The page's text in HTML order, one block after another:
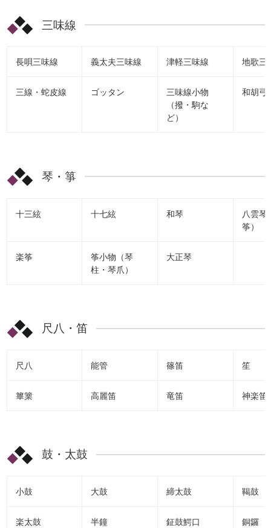
三味線
長唄三味線 義太夫三味線 津軽三味線 地歌三
三線・蛇皮線 ゴッタン
三味線小物
（撥・駒な
ど）
和胡弓
琴・箏
十三絃 十七絃 和琴
八雲琴
筝）
楽筝
筝小物（琴
柱・琴爪）
大正琴
尺八・笛
尺八 能管 篠笛 笙
篳篥 高麗笛 竜笛 神楽笛
鼓・太鼓
小鼓 大鼓 締太鼓 鞨鼓
楽太鼓 半鐘 鉦鼓鰐口 銅鑼